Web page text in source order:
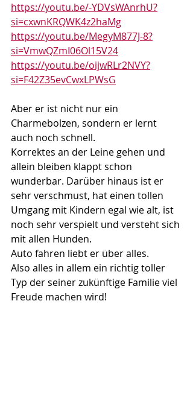
https://youtu.be/-YDVsWAnrhU?
si=cxwnKRQWK4z2haMg
https://youtu.be/MegyM877J-8?
si=VmwQZmI06Ol15V24
https://youtu.be/oijwRLr2NVY?
si=F42Z35evCwxLPWsG
Aber er ist nicht nur ein
Charmebolzen, sondern er lernt
auch noch schnell.
Korrektes an der Leine gehen und
allein bleiben klappt schon
wunderbar. Darüber hinaus ist er
sehr verschmust, hat einen tollen
Umgang mit Kindern egal wie alt, ist
noch sehr verspielt und versteht sich
mit allen Hunden.
Auto fahren liebt er über alles.
Also alles in allem ein richtig toller
Typ der seiner zukünftige Familie viel
Freude machen wird!